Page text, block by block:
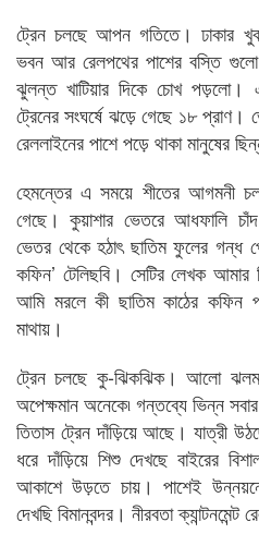
ট্রেন চলছে আপন গতিতে। ঢাকার
ভবন আর রেলপথের পাশের বস্তি গুলো
ঝুলন্ত খাটিয়ার দিকে চোখ
ট্রেনের সংঘর্ষে ঝড়ে গেছে ১৮ প্রাণ।
রেললাইনের পাশে পড়ে থাকা মানুষের
হেমন্তের এ সময়ে শীতের আগমনী
গেছে। কুয়াশার ভেতরে আধফালি
ভেতর থেকে হঠাৎ ছাতিম ফুলের গন্ধ
কফিন’ টেলিছবি। সেটির লেখক
আমি মরলে কী ছাতিম কাঠের কফিন
মাথায়।
ট্রেন চলছে কু-ঝিকঝিক। আলো ঝলমলে
অপেক্ষমান অনেকে৷ গন্তব্যে ভিন্ন
তিতাস ট্রেন দাঁড়িয়ে আছে। যাত্রী
ধরে দাঁড়িয়ে শিশু দেখছে বাইরের
আকাশে উড়তে চায়। পাশেই
দেখছি বিমানবন্দর। নীরবতা ক্যান্টনমেন্ট